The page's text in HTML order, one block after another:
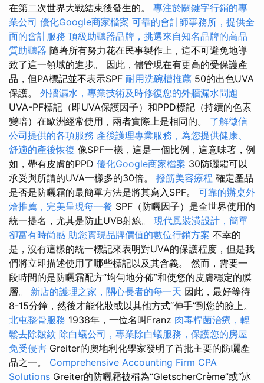
在第二次世界大戰結束後發生的。 專注於關鍵字行銷的專
業公司 優化Google商家檔案 可靠的會計師事務所，提供全
面的會計服務 頂級助聽器品牌，挑選來自知名品牌的高品
質助聽器 隨著所有努力花在民事製作上，這不可避免地導
致了這一領域的進步。 因此，儘管現在有更高的受保護產
品，但PA標記並不表示SPF 耐用洗碗槽推薦 50的出色UVA
保護。 外牆漏水，專業技術及時修復您的外牆漏水問題
UVA-PF標記（即UVA保護因子）和PPD標記（持續的色素
變暗）在歐洲經常使用，兩者實際上是相同的。 了解徵信
公司提供的各項服務 產後護理專業服務，為您提供健康、
舒適的產後恢復 像SPF一樣，這是一個比例，這意味著，例
如，帶有皮膚的PPD 優化Google商家檔案 30防曬霜可以
承受與所謂的UVA一樣多的30倍​​。 撥筋美容療程 確定產品
是否是防曬霜的最簡單方法是將其寫入SPF。 可靠的辦桌外
燴推薦，完美呈現每一餐 SPF（防曬因子）是全世界使用的
統一提名，尤其是防止UVB射線。 現代風裝潢設計，簡單
卻富有時尚感 助您實現品牌價值的數位行銷方案 不幸的
是，沒有這樣的統一標記來表明對UVA的保護程度，但是我
們將立即描述使用了哪些標記以及其含義。 然而，需要一
段時間的是防曬霜配方“均勻地分佈”和使您的皮膚穩定的膜
層。 新店的護理之家，關心長者的每一天 因此，最好等待
8-15分鐘，然後才能化妝或以其他方式“伸手”到您的臉上。
北屯整骨服務 1938年，一位名叫Franz 肉毒桿菌治療，輕
鬆去除皺紋 除白蟻公司，專業除白蟻服務，保護您的房屋
免受侵害 Greiter的奧地利化學家發明了首批主要的防曬產
品之一。 Comprehensive Accounting Firm CPA
Solutions Greiter的防曬霜被稱為“GletscherCrème”或“冰